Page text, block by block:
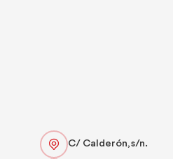
C/ Calderón, s/n.